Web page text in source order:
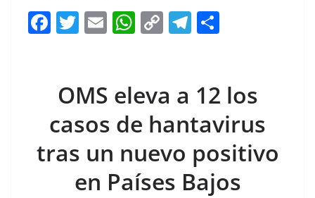
F
e
b
o
o
T
er
E W
s
A
p
p
C
y
Li
n
k
T
gr
a
m
e
OMS eleva a 12 los
casos de hantavirus
tras un nuevo positivo
en Países Bajos